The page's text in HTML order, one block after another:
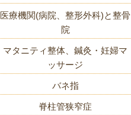
医療機関(病院、整形外科)と整骨
院
マタニティ整体、鍼灸・妊婦マ
ッサージ
バネ指
脊柱管狭窄症